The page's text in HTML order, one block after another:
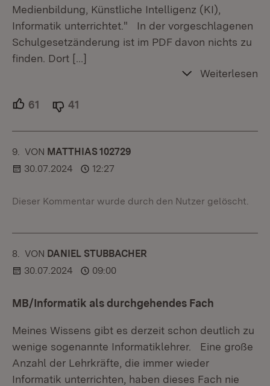
Medienbildung, Künstliche Intelligenz (KI),
Informatik unterrichtet." In der vorgeschlagenen
Schulgesetzänderung ist im PDF davon nichts zu
finden. Dort […]
Weiterlesen
61 Unterstützer.
41
9. KOMMENTAR
VON :MATTHIAS 102729
30.07.2024
12:27
Dieser Kommentar wurde durch den Nutzer gelöscht.
8. KOMMENTAR
VON :DANIEL STUBBACHER
30.07.2024
09:00
MB/Informatik als durchgehendes Fach
Meines Wissens gibt es derzeit schon deutlich zu
wenige sogenannte Informatiklehrer. Eine große
Anzahl der Lehrkräfte, die immer wieder
Informatik unterrichten, haben dieses Fach nie